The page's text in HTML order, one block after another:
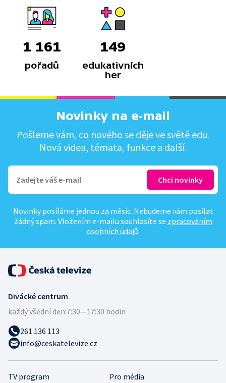
1 161
pořadů
149
edukativních
her
Novinky na e-mail
Pošleme vám, co nového se děje ve světě edu.
Nová videa, témata, funkce a další.
Novinky posíláme jednou za měsíc. Nebudeme vám posílat
žádný spam. Vložením e-mailu souhlasíte se zpracováním
osobních údajů.